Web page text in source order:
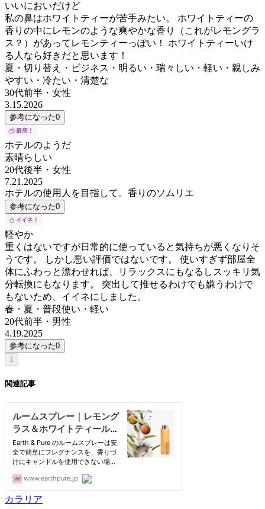
いいにおいだけど
私の鼻はホワイトティーが苦手みたい。 ホワイトティーの
香りの中にレモンのような爽やかな香り（これがレモングラ
ス？）があってレモンティーっぽい！ ホワイトティーいけ
る人なら好きだと思います！
夏・切り替え・ビジネス・明るい・瑞々しい・軽い・親しみ
やすい・冷たい・清楚な
30代前半 ・ 女性
3.15.2026
参考になった0
ホテルのようだ
素晴らしい
20代後半 ・ 女性
7.21.2025
ホテルの使用人を目指して。香りのソムリエ
参考になった0
軽やか
重くはないですが日常的に使っていると気持ちが悪くなりそ
うです。 しかし悪い評価ではないです。 使いすぎず部屋全
体にふわっと漂わせれば、リラックスにもなるしスッキリ気
分転換にもなります。 突出して推せるわけでも嫌うわけで
もないため、イイネにしました。
春・夏・普段使い・軽い
20代前半 ・ 男性
4.19.2025
参考になった0
1
関連記事
カラリア